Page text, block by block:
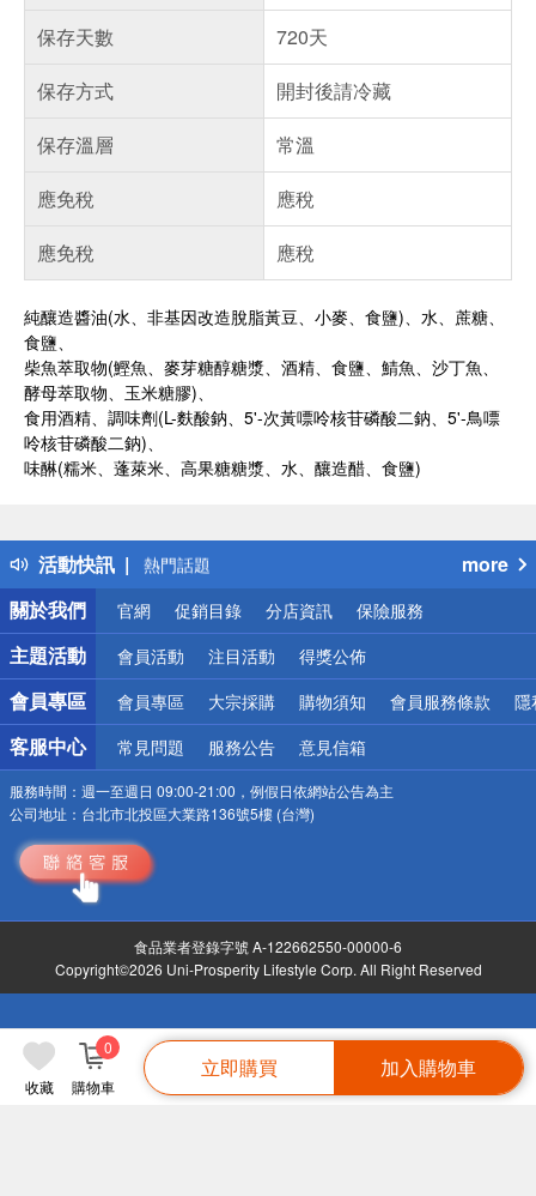
收藏 購物車
0
立即購買 加入購物車
保存天數
720天
保存方式
開封後請冷藏
保存溫層
常溫
應免稅
應稅
應免稅
應稅
純釀造醬油(水、非基因改造脫脂黃豆、小麥、食鹽)、水、蔗糖、
食鹽、
柴魚萃取物(鰹魚、麥芽糖醇糖漿、酒精、食鹽、鯖魚、沙丁魚、
酵母萃取物、玉米糖膠)、
食用酒精、調味劑(L-麩酸鈉、5'-次黃嘌呤核苷磷酸二鈉、5'-鳥嘌
呤核苷磷酸二鈉)、
味醂(糯米、蓬萊米、高果糖糖漿、水、釀造醋、食鹽)
活動快訊
得獎公告
熱門話題
銀行優惠
偏遠地區配送
詐騙網頁！請小心！
more
關於我們
官網 促銷目錄 分店資訊 保險服務
主題活動 會員活動 注目活動 得獎公佈
會員專區 會員專區 大宗採購 購物須知 會員服務條款 隱
客服中心 常見問題 服務公告 意見信箱
服務時間： 週一至週日 09:00-21:00，例假日依網站公告為主
公司地址： 台北市北投區大業路136號5樓 (台灣)
食品業者登錄字號 A-122662550-00000-6
Copyright©2026 Uni-Prosperity Lifestyle Corp. All Right Reserved